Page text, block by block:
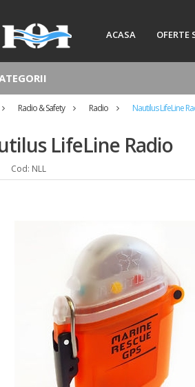
ACASA OFERTE
Radio & Safety Radio Nautilus LifeLine
LifeLine Radio
Cod: NLL